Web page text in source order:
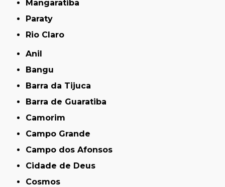
Mangaratiba
Paraty
Rio Claro
Anil
Bangu
Barra da Tijuca
Barra de Guaratiba
Camorim
Campo Grande
Campo dos Afonsos
Cidade de Deus
Cosmos